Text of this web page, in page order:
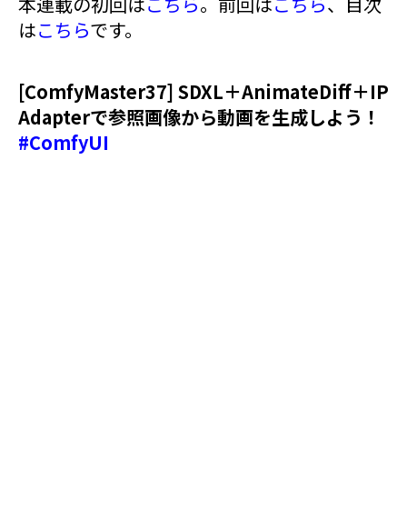
はこちらです。
[ComfyMaster37] SDXL＋AnimateDiff＋IP
Adapterで参照画像から動画を生成しよう！
#ComfyUI